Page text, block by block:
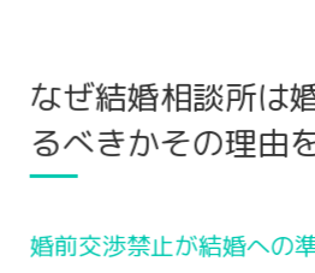
なぜ結婚相談所は
るべきかその理由
婚前交渉禁止が結婚への